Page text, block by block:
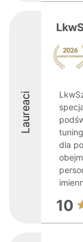
Laureaci
dla
10